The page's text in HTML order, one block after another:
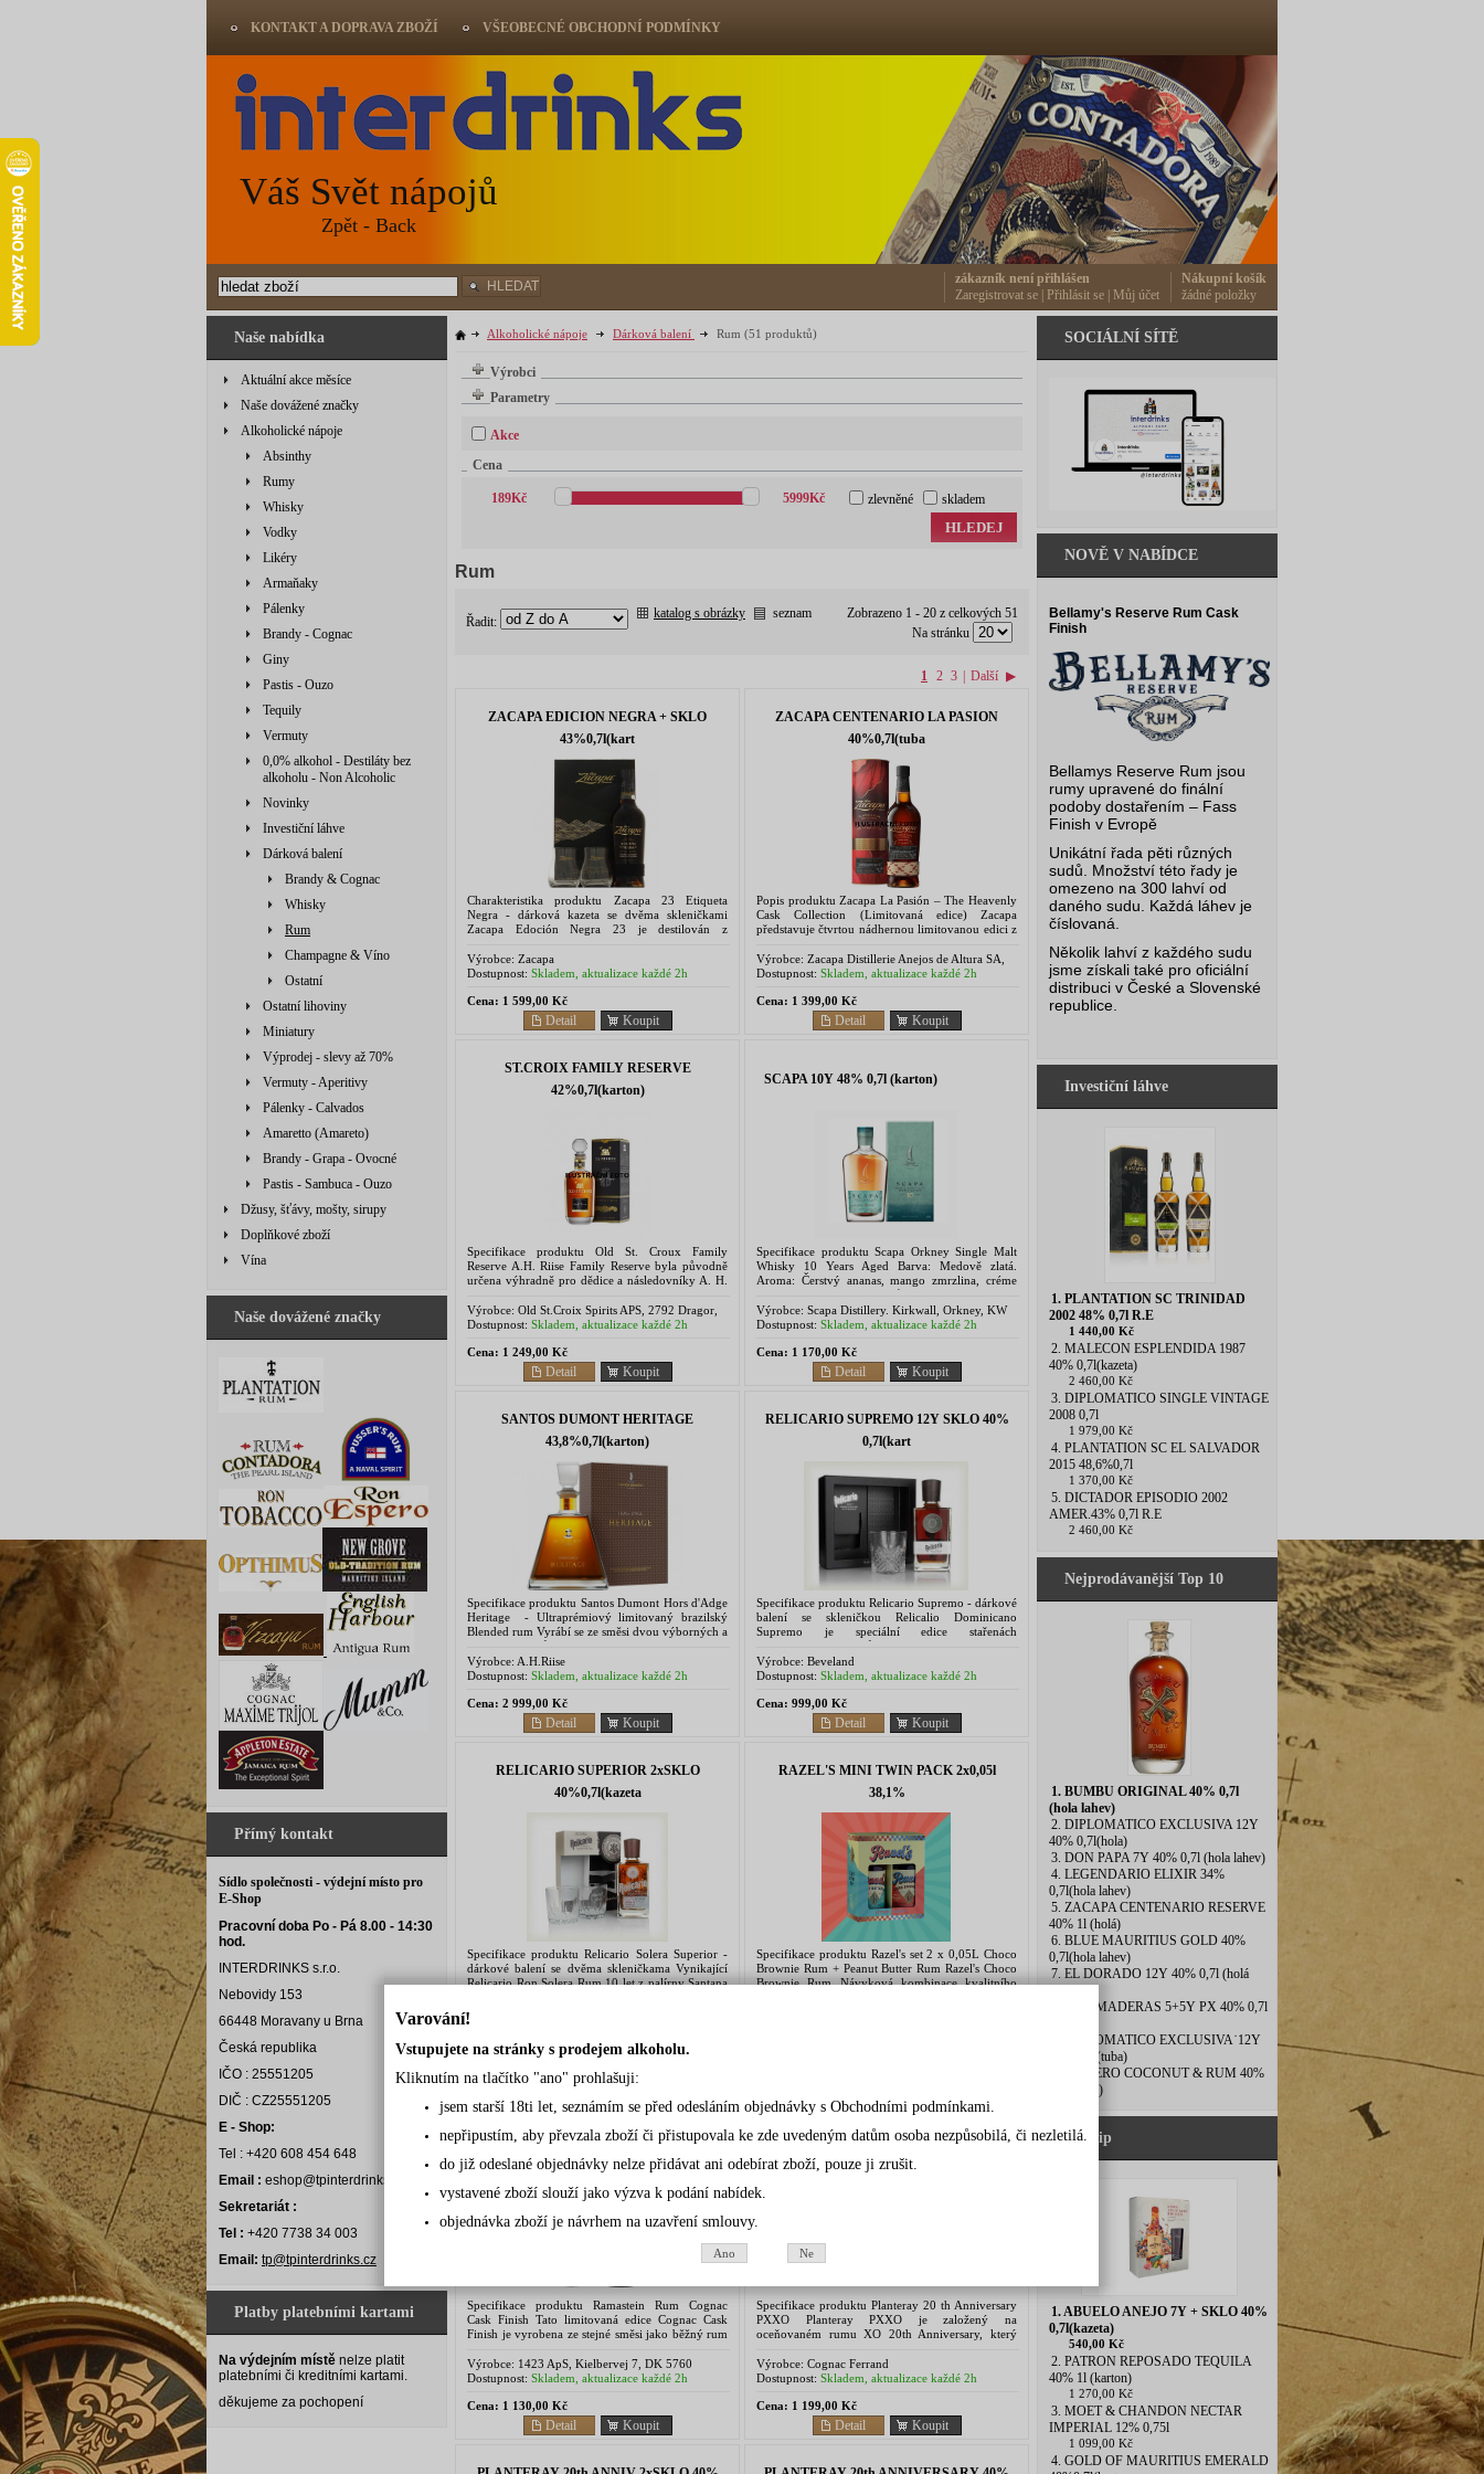
Naše nabídka
Aktuální akce měsíce
Naše dovážené značky
Alkoholické nápoje
Absinthy
Rumy
Whisky
Vodky
Likéry
Armaňaky
Pálenky
Brandy - Cognac
Giny
Pastis - Ouzo
Tequily
Vermuty
0,0% alkohol - Destiláty bez
alkoholu - Non Alcoholic
Novinky
Investiční láhve
Dárková balení
Brandy & Cognac
Whisky
Rum
Champagne & Víno
Ostatní
Ostatní lihoviny
Miniatury
Výprodej - slevy až 70%
Vermuty - Aperitivy
Pálenky - Calvados
Amaretto (Amareto)
Brandy - Grapa - Ovocné
Pastis - Sambuca - Ouzo
Džusy, šťávy, mošty, sirupy
Doplňkové zboží
Vína
Naše dovážené značky
Přímý kontakt
Sídlo společnosti - výdejní místo pro
E-Shop
Pracovní doba Po - Pá 8.00 - 14:30
hod.
INTERDRINKS s.r.o.
Nebovidy 153
66448 Moravany u Brna
Česká republika
IČO : 25551205
DIČ : CZ25551205
E - Shop:
Tel : +420 608 454 648
Email : eshop@tpinterdrinks.cz
Sekretariát :
Tel : +420 7738 34 003
Email: tp@tpinterdrinks.cz
Platby platebními kartami
Na výdejním místě nelze platit
platebními či kreditními kartami.
děkujeme za pochopení
Alkoholické nápoje Dárková balení Rum (51 produktů)
Výrobci
Parametry
Akce
Cena
189Kč 5999Kč zlevněné skladem
HLEDEJ
Rum
Řadit:
katalog s obrázky seznam
Zobrazeno 1 - 20 z celkových 51
Na stránku
1 2 3 | Další ▶
ZACAPA EDICION NEGRA + SKLO
43%0,7l(kart
Charakteristika produktu Zacapa 23 Etiqueta
Negra - dárková kazeta se dvěma skleničkami
Zacapa Edoción Negra 23 je destilován z
cukrové třtiny. Zraje systémem...
Výrobce: Zacapa
Dostupnost: Skladem, aktualizace každé 2h
Cena: 1 599,00 Kč
Koupit
Detail
ZACAPA CENTENARIO LA PASION
40%0,7l(tuba
Popis produktu Zacapa La Pasión – The Heavenly
Cask Collection (Limitovaná edice) Zacapa
představuje čtvrtou nádhernou limitovanou edici z
Pasión. Tato...
Výrobce: Zacapa Distillerie Anejos de Altura SA,
KM 16,5, Carretera Rosvelt, Mexico
Dostupnost: Skladem, aktualizace každé 2h
Cena: 1 399,00 Kč
Koupit
Detail
ST.CROIX FAMILY RESERVE
42%0,7l(karton)
Specifikace produktu Old St. Croux Family
Reserve A.H. Riise Family Reserve byla původně
určena výhradně pro dědice a následovníky A. H.
let při setkání...
Výrobce: Old St.Croix Spirits APS, 2792 Dragor,
Denmark
Dostupnost: Skladem, aktualizace každé 2h
Cena: 1 249,00 Kč
Koupit
Detail
SCAPA 10Y 48% 0,7l (karton)
Specifikace produktu Scapa Orkney Single Malt
Whisky 10 Years Aged Barva: Medově zlatá.
Aroma: Čerstvý ananas, mango zmrzlina, créme
brlée, dotek medu. Chuť: Kořeněný jablkový
džem s lehkým dotekem...
Výrobce: Scapa Distillery. Kirkwall, Orkney, KW
15 1SE, Scotland
Dostupnost: Skladem, aktualizace každé 2h
Cena: 1 170,00 Kč
Koupit
Detail
SANTOS DUMONT HERITAGE
43,8%0,7l(karton)
Specifikace produktu Santos Dumont Hors d'Adge
Heritage - Ultraprémiový limitovaný brazilský
Blended rum Vyrábí se ze směsi dvou výborných a
kvalitních rumů, které pocházejí z Amerických...
Výrobce: A.H.Riise
Dostupnost: Skladem, aktualizace každé 2h
Cena: 2 999,00 Kč
Koupit
Detail
RELICARIO SUPREMO 12Y SKLO 40%
0,7l(kart
Specifikace produktu Relicario Supremo - dárkové
balení se skleničkou Relicalio Dominicano
Supremo je speciální edice stařenách
dominikánských rumů se stářím minimálně 15 let.
Jedná se o nasládlý rum,...
Výrobce: Beveland
Dostupnost: Skladem, aktualizace každé 2h
Cena: 999,00 Kč
Koupit
Detail
RELICARIO SUPERIOR 2xSKLO
40%0,7l(kazeta
Specifikace produktu Relicario Solera Superior -
dárkové balení se dvěma skleničkama Vynikající
Relicario Ron Solera Rum 10 let z palírny Santana
Výrobce:
Dostupnost:
Cena:750,00 Kč
Koupit
Detail
RAZEL'S MINI TWIN PACK 2x0,05l
38,1%
Specifikace produktu Razel's set 2 x 0,05L Choco
Brownie Rum + Peanut Butter Rum Razel's Choco
Brownie Rum Návyková kombinace kvalitního
46% 0,7l(tuba)
Specifikace produktu Ramastein Rum Cognac
Cask Finish Tato limitovaná edice Cognac Cask
Finish je vyrobena ze stejné směsi jako běžný rum
Trinidadu a...
Výrobce: 1423 ApS, Kielbervej 7, DK 5760
Ringe, Denemark
Dostupnost: Skladem, aktualizace každé 2h
Cena: 1 130,00 Kč
Koupit
Detail
0,7l(katon)
Specifikace produktu Planteray 20 th Anniversary
PXXO Planteray PXXO je založený na
oceňovaném rumu XO 20th Anniversary, který
rumového řemesla. Alexandre...
Výrobce: Cognac Ferrand
Dostupnost: Skladem, aktualizace každé 2h
Cena: 1 199,00 Kč
Koupit
Detail
SOCIÁLNÍ SÍTĚ
NOVĚ V NABÍDCE
Bellamy's Reserve Rum Cask
Finish
Bellamys Reserve Rum jsou
rumy upravené do finální
podoby dostařením – Fass
Finish v Evropě
Unikátní řada pěti různých
sudů. Množství této řady je
omezeno na 300 lahví od
daného sudu. Každá láhev je
číslovaná.
Několik lahví z každého sudu
jsme získali také pro oficiální
distribuci v České a Slovenské
republice.
Investiční láhve
1. PLANTATION SC TRINIDAD
2002 48% 0,7l R.E
1 440,00 Kč
2. MALECON ESPLENDIDA 1987
40% 0,7l(kazeta)
2 460,00 Kč
3. DIPLOMATICO SINGLE VINTAGE
2008 0,7l
1 979,00 Kč
4. PLANTATION SC EL SALVADOR
2015 48,6%0,7l
1 370,00 Kč
5. DICTADOR EPISODIO 2002
AMER.43% 0,7l R.E
2 460,00 Kč
Nejprodávanější Top 10
1. BUMBU ORIGINAL 40% 0,7l
(hola lahev)
2. DIPLOMATICO EXCLUSIVA 12Y
40% 0,7l(hola)
3. DON PAPA 7Y 40% 0,7l (hola lahev)
4. LEGENDARIO ELIXIR 34%
0,7l(hola lahev)
5. ZACAPA CENTENARIO RESERVE
40% 1l (holá)
6. BLUE MAURITIUS GOLD 40%
0,7l(hola lahev)
7. EL DORADO 12Y 40% 0,7l (holá
8. DOS MADERAS 5+5Y PX 40% 0,7l
9. DIPLOMATICO EXCLUSIVA˙12Y
40% 0,7l(tuba)
10. ESPERO COCONUT & RUM 40%
0,7l (tuba)
Náš tip
1. ABUELO ANEJO 7Y + SKLO 40%
0,7l(kazeta)
540,00 Kč
2. PATRON REPOSADO TEQUILA
40% 1l (karton)
1 270,00 Kč
3. MOET & CHANDON NECTAR
IMPERIAL 12% 0,75l
1 099,00 Kč
4. GOLD OF MAURITIUS EMERALD
KONTAKT A DOPRAVA ZBOŽÍ VŠEOBECNÉ OBCHODNÍ PODMÍNKY
Váš Svět nápojů
Zpět - Back
HLEDAT
Nákupní košík
žádné položky
zákazník není přihlášen
Zaregistrovat se
Přihlásit se Můj účet
Varování!
Vstupujete na stránky s prodejem alkoholu.
Kliknutím na tlačítko "ano" prohlašuji:
jsem starší 18ti let, seznámím se před odesláním objednávky s Obchodními podmínkami.
nepřipustím, aby převzala zboží či přistupovala ke zde uvedeným datům osoba nezpůsobilá, či nezletilá.
do již odeslané objednávky nelze přidávat ani odebírat zboží, pouze ji zrušit.
vystavené zboží slouží jako výzva k podání nabídek.
objednávka zboží je návrhem na uzavření smlouvy.
Ano Ne